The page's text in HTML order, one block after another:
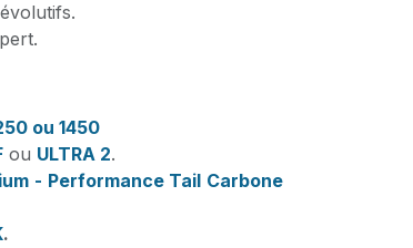
ou 1450
ou ULTRA 2.
- Performance Tail Carbone
.